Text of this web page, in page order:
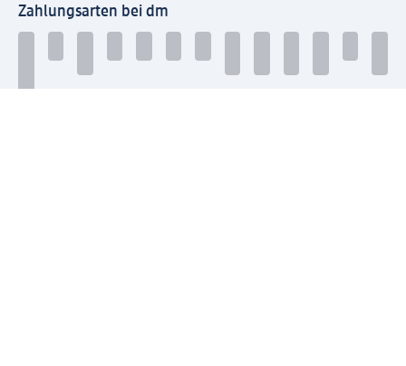
Zahlungsarten bei dm